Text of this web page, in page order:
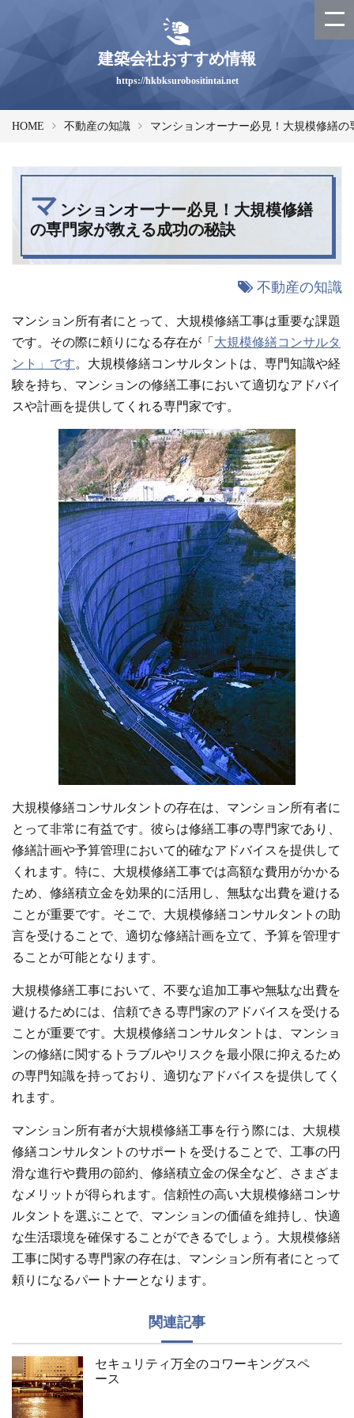
建築会社おすすめ情報
https://hkbksurobositintai.net
HOME 不動産の知識 マンションオーナー必見！大規模修繕
マ ンションオーナー必見！大規模修繕
の専門家が教える成功の秘訣
不動産の知識
マンション所有者にとって、大規模修繕工事は重要な課題
です。その際に頼りになる存在が「 大規模修繕コンサルタ
ント」です。大規模修繕コンサルタントは、専門知識や経
験を持ち、マンションの修繕工事において適切なアドバイ
スや計画を提供してくれる専門家です。
大規模修繕コンサルタントの存在は、マンション所有者に
とって非常に有益です。彼らは修繕工事の専門家であり、
修繕計画や予算管理において的確なアドバイスを提供して
くれます。特に、大規模修繕工事では高額な費用がかかる
ため、修繕積立金を効果的に活用し、無駄な出費を避ける
ことが重要です。そこで、大規模修繕コンサルタントの助
言を受けることで、適切な修繕計画を立て、予算を管理す
ることが可能となります。
大規模修繕工事において、不要な追加工事や無駄な出費を
避けるためには、信頼できる専門家のアドバイスを受ける
ことが重要です。大規模修繕コンサルタントは、マンショ
ンの修繕に関するトラブルやリスクを最小限に抑えるため
の専門知識を持っており、適切なアドバイスを提供してく
れます。
マンション所有者が大規模修繕工事を行う際には、大規模
修繕コンサルタントのサポートを受けることで、工事の円
滑な進行や費用の節約、修繕積立金の保全など、さまざま
なメリットが得られます。信頼性の高い大規模修繕コンサ
ルタントを選ぶことで、マンションの価値を維持し、快適
な生活環境を確保することができるでしょう。大規模修繕
工事に関する専門家の存在は、マンション所有者にとって
頼りになるパートナーとなります。
関連記事
セキュリティ万全のコワーキングスペ
ース